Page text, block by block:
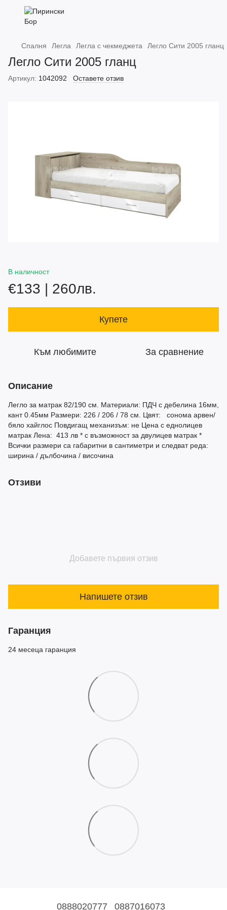
Спалня Легла Легла с чекмеджета Легло Сити 2005 гланц
Легло Сити 2005 гланц
Артикул: 1042092 Оставете отзив
В наличност
€133 | 260лв.
Купете
Към любимите За сравнение
Описание
Легло за матрак 82/190 см. Материали: ПДЧ с дебелина 16мм,
кант 0.45мм Размери: 226 / 206 / 78 см. Цвят: сонома арвен/
бяло хайглос Повдигащ механизъм: не Цена с еднолицев
матрак Лена: 413 лв * с възможност за двулицев матрак *
Всички размери са габаритни в сантиметри и следват реда:
ширина / дълбочина / височина
Отзиви
Добавете първия отзив
Напишете отзив
Гаранция
24 месеца гаранция
0888020777 0887016073